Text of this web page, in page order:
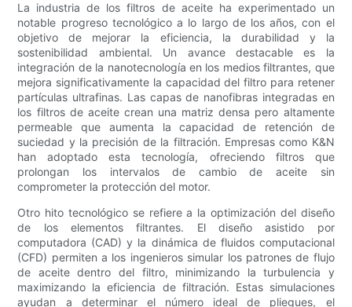
La industria de los filtros de aceite ha experimentado un
notable progreso tecnológico a lo largo de los años, con el
objetivo de mejorar la eficiencia, la durabilidad y la
sostenibilidad ambiental. Un avance destacable es la
integración de la nanotecnología en los medios filtrantes, que
mejora significativamente la capacidad del filtro para retener
partículas ultrafinas. Las capas de nanofibras integradas en
los filtros de aceite crean una matriz densa pero altamente
permeable que aumenta la capacidad de retención de
suciedad y la precisión de la filtración. Empresas como K&N
han adoptado esta tecnología, ofreciendo filtros que
prolongan los intervalos de cambio de aceite sin
comprometer la protección del motor.
Otro hito tecnológico se refiere a la optimización del diseño
de los elementos filtrantes. El diseño asistido por
computadora (CAD) y la dinámica de fluidos computacional
(CFD) permiten a los ingenieros simular los patrones de flujo
de aceite dentro del filtro, minimizando la turbulencia y
maximizando la eficiencia de filtración. Estas simulaciones
ayudan a determinar el número ideal de pliegues, el